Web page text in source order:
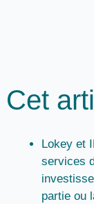
Cet
Lokey et
services
partie ou